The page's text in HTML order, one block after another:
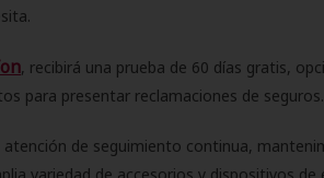
, recibirá una prueba de 60 días gratis,
para presentar reclamaciones de seguros.
de seguimiento continua,